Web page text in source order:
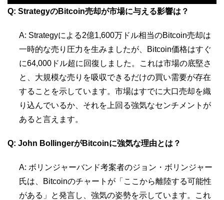
Q: StrategyのBitcoin売却が市場に与える影響は？
A: Strategyによる2億1,600万ドル相当のBitcoin売却は
一時的な売り圧力を生みましたが、Bitcoin価格はすぐ
に64,000ドル超に回復しました。これは市場の底堅さ
と、大規模な売りを吸収できるだけの買い需要が存在
することを示しています。市場はすでに大口売却を織
り込んでいるか、それを上回る強気なセンチメントが
あると言えます。
Q: John BollingerがBitcoinに強気な理由とは？
A: ボリンジャーバンド考案者のジョン・ボリンジャー
氏は、Bitcoinのチャートが「ここから離陸する可能性
がある」と発言し、強気の姿勢を示しています。これ